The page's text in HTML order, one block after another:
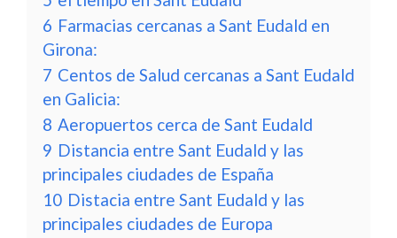
6 Farmacias cercanas a Sant Eudald en
Girona:
7 Centos de Salud cercanas a Sant Eudald
en Galicia:
8 Aeropuertos cerca de Sant Eudald
9 Distancia entre Sant Eudald y las
principales ciudades de España
10 Distacia entre Sant Eudald y las
principales ciudades de Europa